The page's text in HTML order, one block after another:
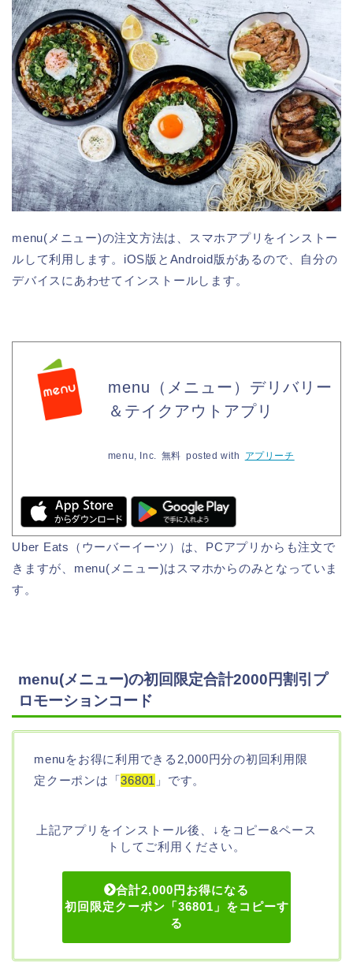
menu(メニュー)の注文方法は、スマホアプリをインストー
ルして利用します。iOS版とAndroid版があるので、自分の
デバイスにあわせてインストールします。
menu（メニュー）デリバリー
＆テイクアウトアプリ
menu, Inc. 無料 posted with アプリーチ
Uber Eats（ウーバーイーツ）は、PCアプリからも注文で
きますが、menu(メニュー)はスマホからのみとなっていま
す。
menu(メニュー)の初回限定合計2000円割引プ
ロモーションコード
menuをお得に利用できる2,000円分の初回利用限
定クーポンは「36801 」です。
上記アプリをインストール後、↓をコピー&ペース
トしてご利用ください。
合計2,000円お得になる
初回限定クーポン「36801」をコピーす
る